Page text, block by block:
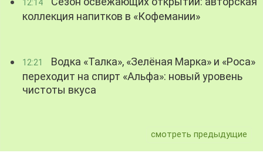
12:14
коллекция напитков в «Кофемании»
12:21
Водка «Талка», «Зелёная Марка» и «Роса»
переходит на спирт «Альфа»: новый уровень
чистоты вкуса
смотреть предыдущие